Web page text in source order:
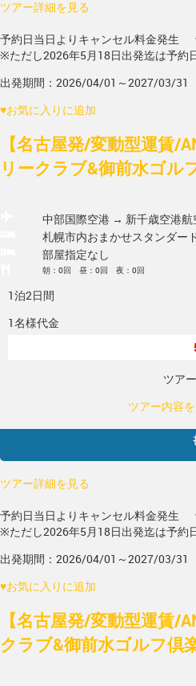
ツアー詳細を見る
予約日当日よりキャンセル料金発生
※ただし2026年5月18日出発迄は予約
出発期間：2026/04/01～2027/03/31
♥お気に入りに追加
【名古屋発/変動型運賃/
リークラブ&御前水ゴル
中部国際空港 → 新千歳空港航
札幌市内おまかせスタンダー
部屋指定なし
朝：0回 昼：0回 夜：0回
1泊2日間
1名様代金
ツア
ツアー内容
ツアー詳細を見る
予約日当日よりキャンセル料金発生
※ただし2026年5月18日出発迄は予約
出発期間：2026/04/01～2027/03/31
♥お気に入りに追加
【名古屋発/変動型運賃/
クラブ&御前水ゴルフ倶